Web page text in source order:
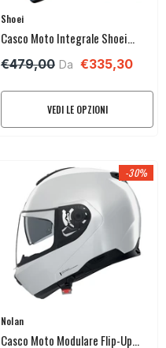
Venditore:
Shoei
Casco Moto Integrale Shoei
NXR2
€479,00 Da €335,30
VEDI LE OPZIONI
-30%
Venditore:
Nolan
Casco Moto Modulare Flip-Up